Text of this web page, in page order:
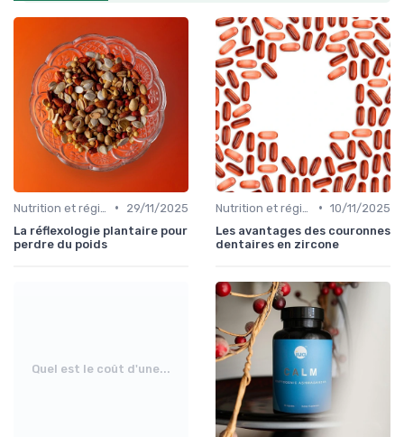
•
29/11/2025
La réflexologie plantaire pour
perdre du poids
• 10/11/2025
Les avantages des couronnes
dentaires en zircone
Quel est le coût d'une...